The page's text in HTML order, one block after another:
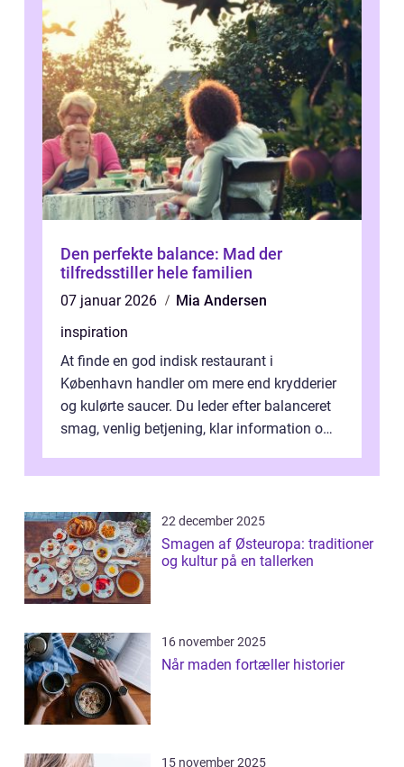
Den perfekte balance: Mad der
tilfredsstiller hele familien
07 januar 2026
Mia Andersen
inspiration
At finde en god indisk restaurant i
København handler om mere end krydderier
og kulørte saucer. Du leder efter balanceret
smag, venlig betjening, klar information om
22 december 2025
Smagen af Østeuropa: traditioner
og kultur på en tallerken
16 november 2025
Når maden fortæller historier
15 november 2025